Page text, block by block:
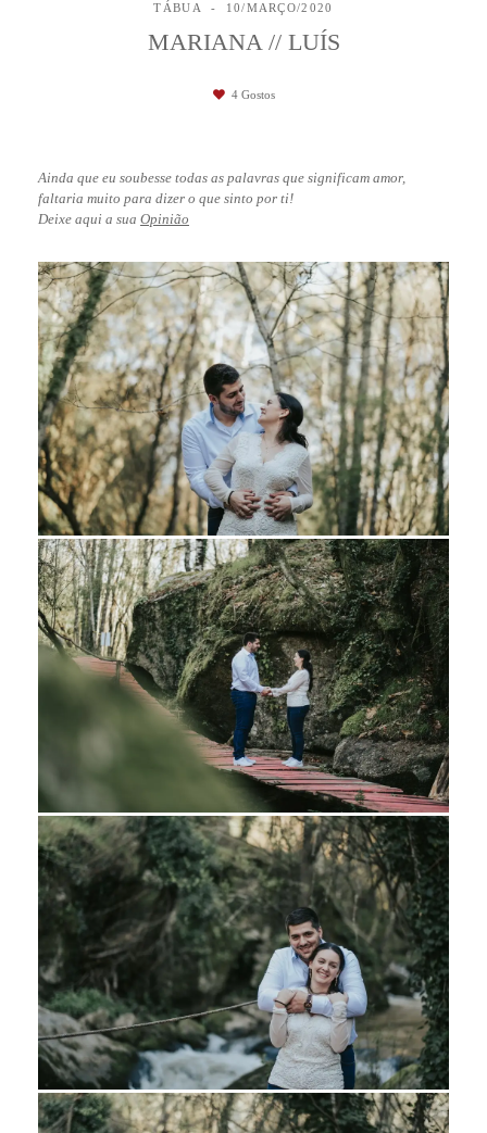
TÁBUA
10/MARÇO/2020
MARIANA // LUÍS
4Gostos
Ainda que eu soubesse todas as palavras que significam amor,
faltaria muito para dizer o que sinto por ti!
Deixe aqui a sua Opinião